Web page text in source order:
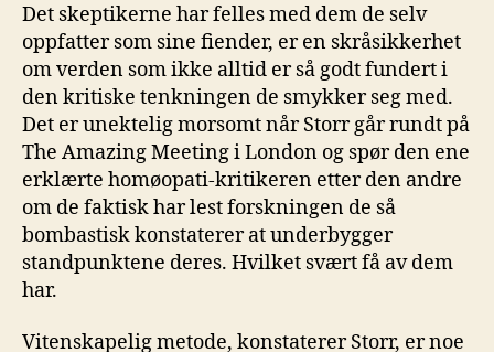
Det skeptikerne har felles med dem de selv
oppfatter som sine fiender, er en skråsikkerhet
om verden som ikke alltid er så godt fundert i
den kritiske tenkningen de smykker seg med.
Det er unektelig morsomt når Storr går rundt på
The Amazing Meeting i London og spør den ene
erklærte homøopati-kritikeren etter den andre
om de faktisk har lest forskningen de så
bombastisk konstaterer at underbygger
standpunktene deres. Hvilket svært få av dem
har.
Vitenskapelig metode, konstaterer Storr, er noe